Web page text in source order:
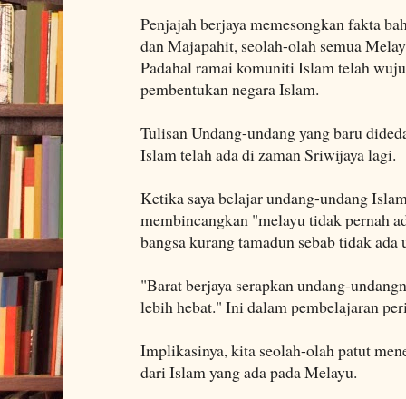
Penjajah berjaya memesongkan fakta
dan Majapahit, seolah-olah semua
Padahal ramai komuniti Islam telah
pembentukan negara Islam.
Tulisan Undang-undang yang baru
Islam telah ada di zaman Sriwijaya lagi.
Ketika saya belajar undang-undang
membincangkan "melayu tidak pernah
bangsa kurang tamadun sebab tidak
"Barat berjaya serapkan undang-
lebih hebat." Ini dalam pembelajaran
Implikasinya, kita seolah-olah patut
dari Islam yang ada pada Melayu.